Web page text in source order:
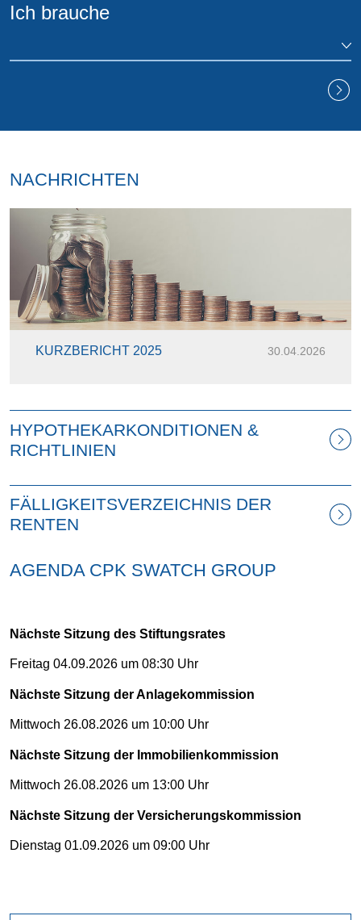
Ich brauche
NACHRICHTEN
30.04.2026
KURZBERICHT 2025
HYPOTHEKARKONDITIONEN &
RICHTLINIEN
FÄLLIGKEITSVERZEICHNIS DER
RENTEN
AGENDA CPK SWATCH GROUP
Nächste Sitzung des Stiftungsrates
Freitag 04.09.2026 um 08:30 Uhr
Nächste Sitzung der Anlagekommission
Mittwoch 26.08.2026 um 10:00 Uhr
Nächste Sitzung der Immobilienkommission
Mittwoch 26.08.2026 um 13:00 Uhr
Nächste Sitzung der Versicherungskommission
Dienstag 01.09.2026 um 09:00 Uhr